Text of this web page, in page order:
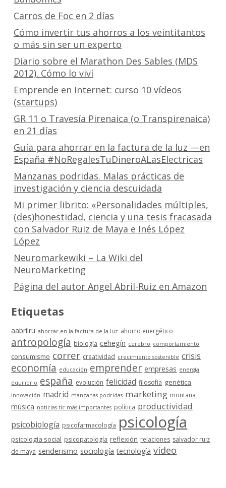
Carros de Foc en 2 días
Cómo invertir tus ahorros a los veintitantos
o más sin ser un experto
Diario sobre el Marathon Des Sables (MDS
2012). Cómo lo viví
Emprende en Internet: curso 10 vídeos
(startups)
GR 11 o Travesía Pirenaica (o Transpirenaica)
en 21 días
Guía para ahorrar en la factura de la luz —en
España #NoRegalesTuDineroALasElectricas
Manzanas podridas. Malas prácticas de
investigación y ciencia descuidada
Mi primer librito: «Personalidades múltiples,
(des)honestidad, ciencia y una tesis fracasada
con Salvador Ruiz de Maya e Inés López
López
Neuromarkewiki – La Wiki del
NeuroMarketing
Página del autor Angel Abril-Ruiz en Amazon
Etiquetas
aabrilru ahorrar en la factura de la luz ahorro energético
antropología biología cehegín cerebro comportamiento
consumismo correr creatividad crecimiento sostenible crisis
economía educación emprender empresas energía
equilibrio españa evolución felicidad filosofía genética
innovación madrid manzanas podridas marketing montaña
música noticias tic más importantes política productividad
psicobiología psicofarmacología psicología
psicología social psicopatología reflexión relaciones salvador ruiz
de maya senderismo sociología tecnología vídeo